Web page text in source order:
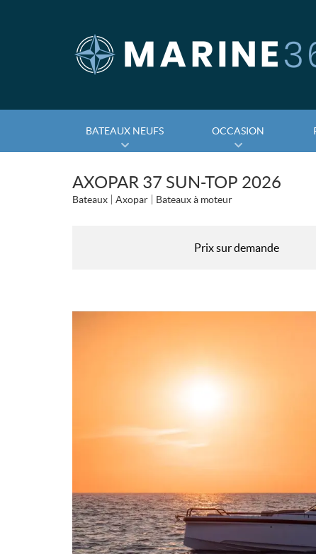
BATEAUX NEUFS OCCASION
AXOPAR 37 SUN-TOP 2026
Bateaux Axopar Bateaux à moteur
Prix sur demande